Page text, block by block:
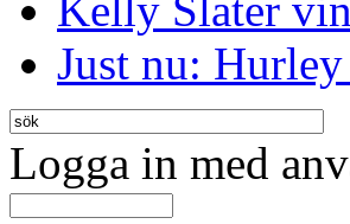
Kelly Slater
Just nu:
Logga in med